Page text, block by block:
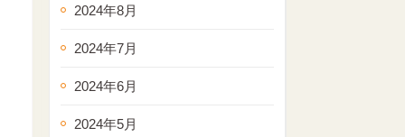
2024年8月
2024年7月
2024年6月
2024年5月